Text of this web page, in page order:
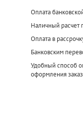
Оплата
Наличный расчет
Оплата в
Банковским
Удобный способ
оформления